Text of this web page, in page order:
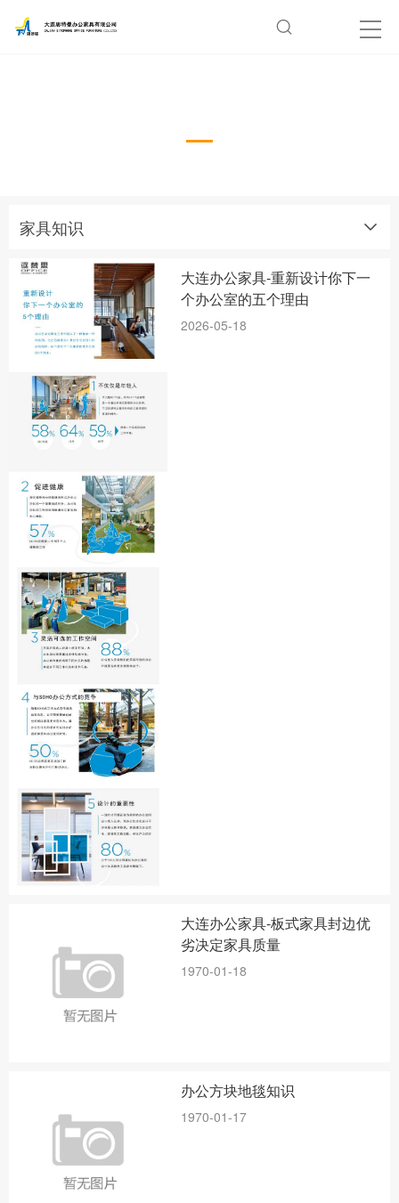
家具知识
大连办公家具-重新设计你下一
个办公室的五个理由
2026-05-18
大连办公家具-板式家具封边优
劣决定家具质量
1970-01-18
办公方块地毯知识
1970-01-17